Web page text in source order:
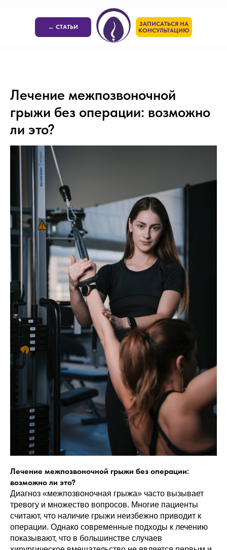
← СТАТЬИ
ЗАПИСАТЬСЯ НА
КОНСУЛЬТАЦИЮ
Лечение межпозвоночной
грыжи без операции: возможно
ли это?
Лечение межпозвоночной грыжи без операции:
возможно ли это?
Диагноз «межпозвоночная грыжа» часто вызывает
тревогу и множество вопросов. Многие пациенты
считают, что наличие грыжи неизбежно приводит к
операции. Однако современные подходы к лечению
показывают, что в большинстве случаев